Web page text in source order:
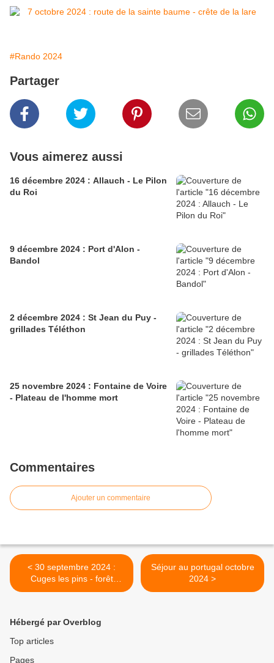
#Rando 2024
Partager
Vous aimerez aussi
16 décembre 2024 : Allauch - Le Pilon
du Roi
9 décembre 2024 : Port d'Alon -
Bandol
2 décembre 2024 : St Jean du Puy -
grillades Téléthon
25 novembre 2024 : Fontaine de Voire
- Plateau de l'homme mort
Commentaires
Ajouter un commentaire
< 30 septembre 2024 :
Cuges les pins - forêt
domaniale de cuges
Séjour au portugal octobre
2024 >
Hébergé par Overblog
Top articles
Pages